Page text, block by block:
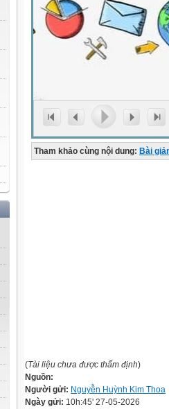
Tham khảo cùng nội dung: Bài
(Tài liệu chưa được thẩm định)
Nguồn:
Người gửi: Nguyễn Huỳnh Kim Thoa
Ngày gửi: 10h:45' 27-05-2026